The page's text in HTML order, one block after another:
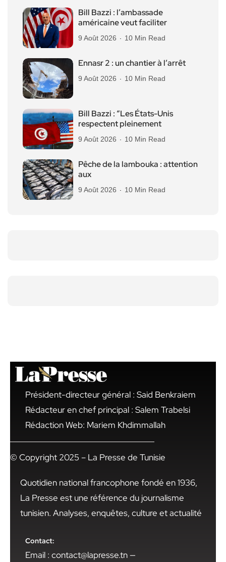
Bill Bazzi : l’ambassade
américaine veut faciliter
9 Août 2026 10 Min Read
Ennasr 2 : un chantier à l’arrêt
9 Août 2026 10 Min Read
Bill Bazzi : “Les États-Unis
respectent pleinement
9 Août 2026 10 Min Read
Pêche de la lambouka : attention
aux
9 Août 2026 10 Min Read
Président-directeur général : Said Benkraiem
Rédacteur en chef principal : Salem Trabelsi
Rédaction Web: Mariem Khdimmallah
© Copyright 2025 – La Presse de Tunisie
Quotidien national francophone fondé en 1936,
La Presse est une référence du journalisme
tunisien. Analyses, enquêtes, culture et actualité
Contact:
Email : contact@lapresse.tn —